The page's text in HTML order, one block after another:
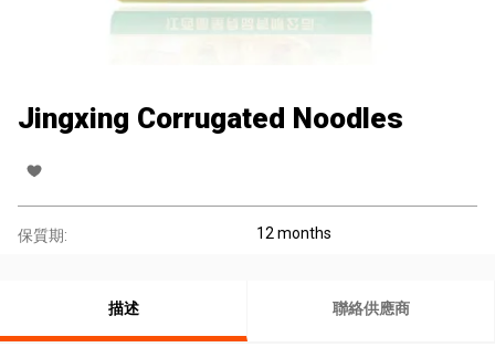
Jingxing Corrugated Noodles
保質期: 12 months
描述 聯絡供應商